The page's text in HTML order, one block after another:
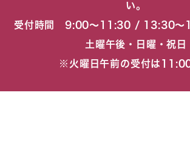
い。
受付時間 9:00〜11:30 / 13:30
土曜午後・日曜・祝日
※火曜日午前の受付は